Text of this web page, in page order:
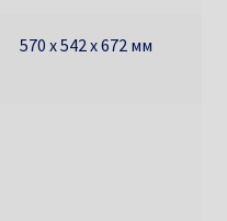
570 x 542 x 672 мм